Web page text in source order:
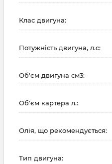
Клас двигуна:
Потужність двигуна, л.с:
Об'єм двигуна см3:
Об'єм картера л.:
Олія, що рекомендується:
Тип двигуна: